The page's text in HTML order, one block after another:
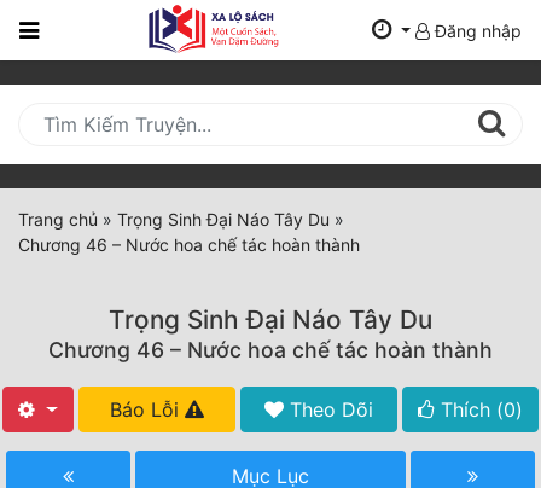
Trang
Mới
Cập
Nhật
(current)
Tất Cả
Đăng nhập
Trang chủ » Trọng Sinh Đại Náo Tây Du »
Chương 46 – Nước hoa chế tác hoàn thành
Trọng Sinh Đại Náo Tây Du
Chương 46 – Nước hoa chế tác hoàn thành
Báo Lỗi Theo Dõi Thích (0)
Mục Lục